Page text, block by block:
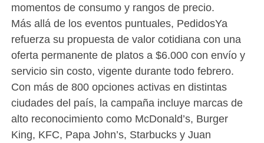
momentos de consumo y rangos de precio.
Más allá de los eventos puntuales, PedidosYa
refuerza su propuesta de valor cotidiana con una
oferta permanente de platos a $6.000 con envío y
servicio sin costo, vigente durante todo febrero.
Con más de 800 opciones activas en distintas
ciudades del país, la campaña incluye marcas de
alto reconocimiento como McDonald’s, Burger
King, KFC, Papa John’s, Starbucks y Juan